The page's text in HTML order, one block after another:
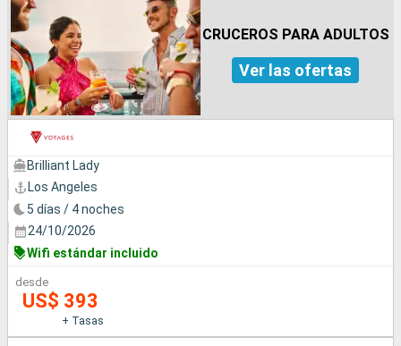
CRUCEROS PARA ADULTOS
Ver las ofertas
Brilliant Lady
Los Angeles
5 días / 4 noches
24/10/2026
Wifi estándar incluido
desde
US$ 393
+ Tasas